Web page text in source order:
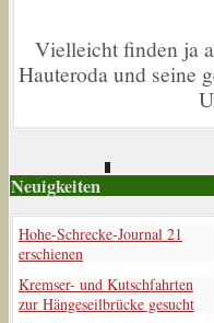
Vielleicht finden ja
Hauteroda und seine
Neuigkeiten
Hohe-Schrecke-Journal 21
erschienen
Kremser- und Kutschfahrten
zur Hängeseilbrücke gesucht